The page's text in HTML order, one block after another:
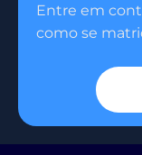
Entre em
como se